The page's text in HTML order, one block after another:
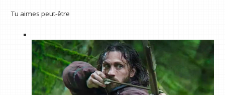
Tu aimes peut-être